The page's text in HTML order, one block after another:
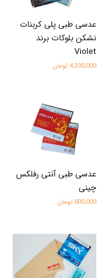
عدسی طبی پلی کربنات
نشکن بلوکات برند
Violet
4,200,000 تومان
عدسی طبی آنتی رفلکس
چینی
800,000 تومان